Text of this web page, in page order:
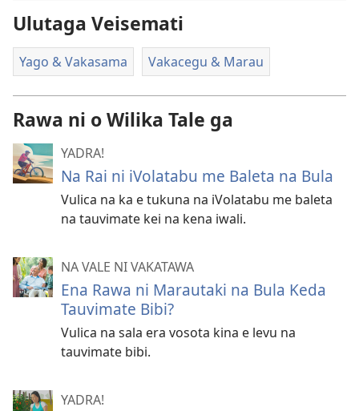
Ulutaga Veisemati
Yago & Vakasama Vakacegu & Marau
Rawa ni o Wilika Tale ga
YADRA!
Na Rai ni iVolatabu me Baleta na Bula
Vulica na ka e tukuna na iVolatabu me baleta
na tauvimate kei na kena iwali.
NA VALE NI VAKATAWA
Ena Rawa ni Marautaki na Bula Keda
Tauvimate Bibi?
Vulica na sala era vosota kina e levu na
tauvimate bibi.
YADRA!